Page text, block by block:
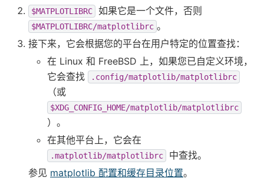
$MATPLOTLIBRC 如果它是一个文件，否则
$MATPLOTLIBRC/matplotlibrc 。
接下来，它会根据您的平台在用户特定的位置查找：
在 Linux 和 FreeBSD 上，如果您已自定义环境，
它会查找
.config/matplotlib/matplotlibrc
（或
$XDG_CONFIG_HOME/matplotlib/matplotlibrc
）。
在其他平台上，它会在
.matplotlib/matplotlibrc
中查找。
参见 matplotlib 配置和缓存目录位置。